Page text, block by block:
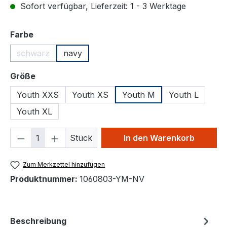
Sofort verfügbar, Lieferzeit: 1 - 3 Werktage
Farbeauswählen
schwarz
(Diese Option ist zurzeit nicht verfügbar.)
navy
Größeauswählen
Youth XXS
Youth XS Youth M
Youth L
Youth XL
Produkt Anzahl: Gib den
Stück In den Warenkorb
Zum Merkzettel hinzufügen
Produktnummer: 1060803-YM-NV
Beschreibung